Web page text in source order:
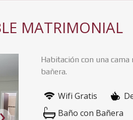
MATRIMONIAL
Habitación con una
bañera.
Wifi Gratis
Baño con Bañera